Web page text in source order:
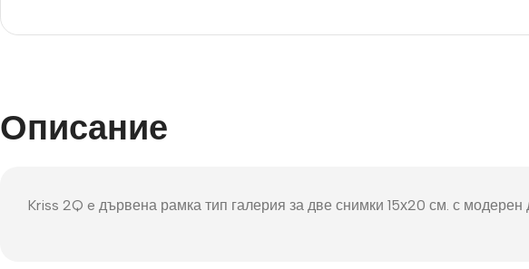
Акрилик Бонд
Описание
Kriss 2Q e дървена рамка тип галерия за две снимки 15х20 см. с